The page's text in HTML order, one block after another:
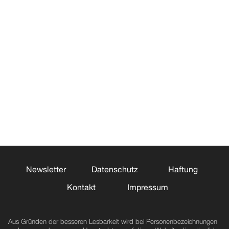
Newsletter Datenschutz Haftung
Kontakt Impressum
Aus Gründen der besseren Lesbarkeit wird bei Personenbezeichnungen